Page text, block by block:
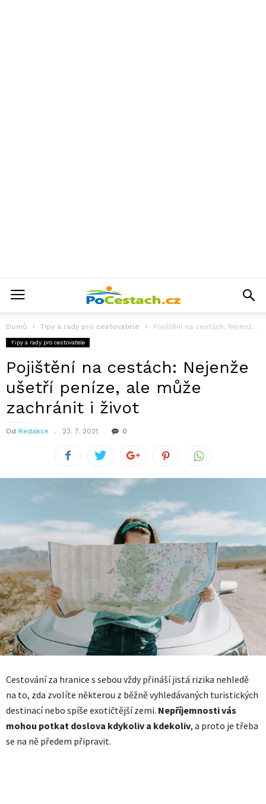
Domů Tipy a rady pro cestovatele Pojištění na cestách: Nejenže ušetří peníze, ale může zachránit i život
Tipy a rady pro cestovatele
Pojištění na cestách: Nejenže
ušetří peníze, ale může
zachránit i život
Od Redakce 23. 7. 2021 0
Cestování za hranice s sebou vždy přináší jistá rizika nehledě
na to, zda zvolíte některou z běžně vyhledávaných turistických
destinací nebo spíše exotičtější zemi. Nepříjemnosti vás
mohou potkat doslova kdykoliv a kdekoliv, a proto je třeba
se na ně předem připravit.